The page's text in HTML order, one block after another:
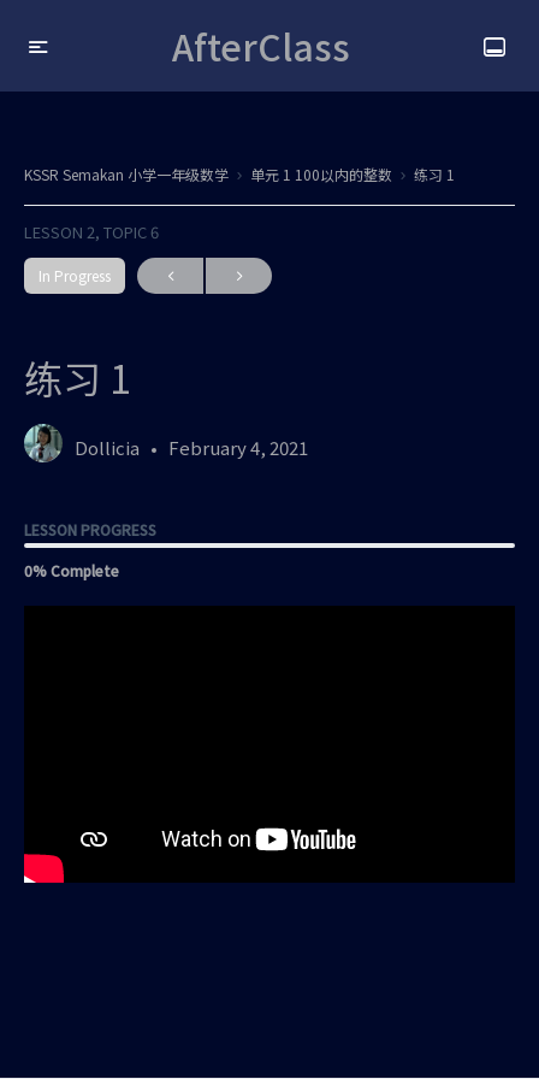
AfterClass
KSSR Semakan 小学一年级数学 单元 1 100以内的整数 练习 1
LESSON 2, TOPIC 6
In Progress
练习 1
Dollicia February 4, 2021
LESSON PROGRESS
0% Complete